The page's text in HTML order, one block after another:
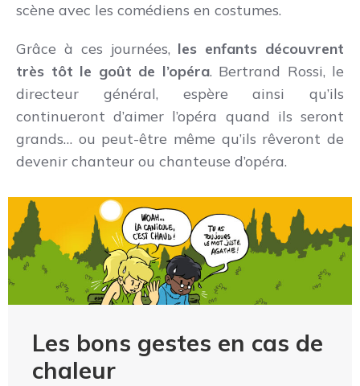
scène avec les comédiens en costumes.
Grâce à ces journées, les enfants découvrent
très tôt le goût de l’opéra. Bertrand Rossi, le
directeur général, espère ainsi qu’ils
continueront d’aimer l’opéra quand ils seront
grands… ou peut-être même qu’ils rêveront de
devenir chanteur ou chanteuse d’opéra.
Les bons gestes en cas de
chaleur